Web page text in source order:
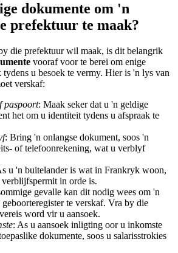
dokumente om 'n
prefektuur te maak?
die prefektuur wil maak, is dit belangrik
vooraf voor te berei om enige
u besoek te vermy. Hier is 'n lys van
verskaf:
paspoort: Maak seker dat u 'n geldige
het om u identiteit tydens u afspraak te
: Bring 'n onlangse dokument, soos 'n
of telefoonrekening, wat u verblyf
u 'n buitelander is wat in Frankryk woon,
verblijfspermit in orde is.
gevalle kan dit nodig wees om 'n
te verskaf. Vra by die
word vir u aansoek.
: As u aansoek inligting oor u inkomste
dokumente, soos u salarisstrokies